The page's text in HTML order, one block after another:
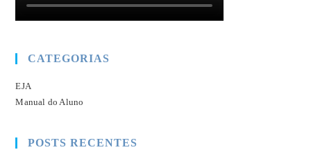
CATEGORIAS
EJA
Manual do Aluno
POSTS RECENTES